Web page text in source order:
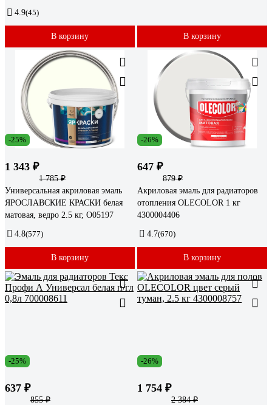
4.9(45)
В корзину В корзину
-25%
1 343 ₽
1 785 ₽
Универсальная акриловая эмаль
ЯРОСЛАВСКИЕ КРАСКИ белая
матовая, ведро 2.5 кг, О05197
4.8(577)
В корзину
-26%
647 ₽
879 ₽
Акриловая эмаль для радиаторов
отопления OLECOLOR 1 кг
4300004406
4.7(670)
В корзину
-25%
637 ₽
855 ₽
-26%
1 754 ₽
2 384 ₽